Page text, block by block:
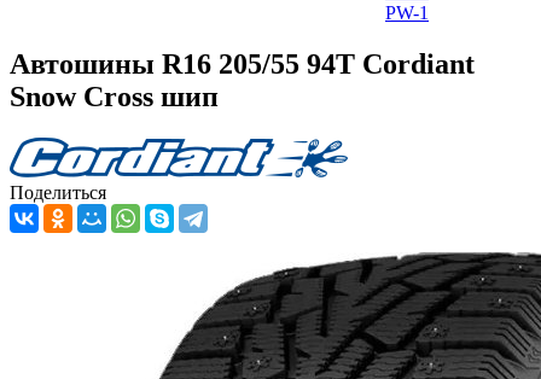
PW-1
Автошины R16 205/55 94T Cordiant
Snow Cross шип
Поделиться